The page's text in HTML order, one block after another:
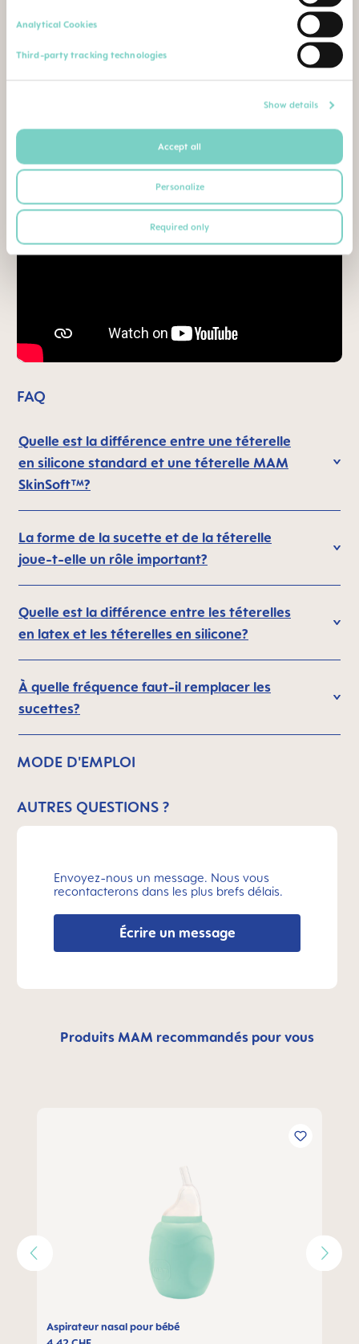
Analytical Cookies
Third-party tracking technologies
Show details
Accept all
Personalize
Required only
et ultra rapide
FAQ
Quelle est la différence entre une téterelle
en silicone standard et une téterelle MAM
SkinSoft™?
La forme de la sucette et de la téterelle
joue-t-elle un rôle important?
Quelle est la différence entre les téterelles
en latex et les téterelles en silicone?
À quelle fréquence faut-il remplacer les
sucettes?
MODE D'EMPLOI
AUTRES QUESTIONS ?
Envoyez-nous un message. Nous vous
recontacterons dans les plus brefs délais.
Écrire un message
Produits MAM recommandés pour vous
Aspirateur nasal pour bébé